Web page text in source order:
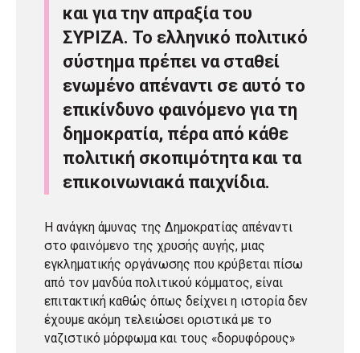
και για την απραξία του
ΣΥΡΙΖΑ. Το ελληνικό πολιτικό
σύστημα πρέπει να σταθεί
ενωμένο απέναντι σε αυτό το
επικίνδυνο φαινόμενο για τη
δημοκρατία, πέρα από κάθε
πολιτική σκοπιμότητα και τα
επικοινωνιακά παιχνίδια.
Η ανάγκη άμυνας της Δημοκρατίας απέναντι
στο φαινόμενο της χρυσής αυγής, μιας
εγκληματικής οργάνωσης που κρύβεται πίσω
από τον μανδύα πολιτικού κόμματος, είναι
επιτακτική καθώς όπως δείχνει η ιστορία δεν
έχουμε ακόμη τελειώσει οριστικά με το
ναζιστικό μόρφωμα και τους «δορυφόρους»